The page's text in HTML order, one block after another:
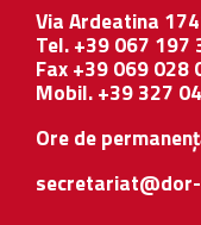
Via Ardeatina
Tel. +39 067 197
Fax +39 069 028
Mobil. +39 327
Ore de